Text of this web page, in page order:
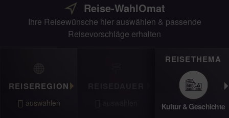
Reise-WahlOmat
Ihre Reisewünsche hier auswählen & passende
Reisevorschläge erhalten
REISEREGION
auswählen
Indischer Subkontinent Europa
Bis 9 Tage Beliebig
REISETHEMA
Kultur & Geschichte
PKW-Rundreise